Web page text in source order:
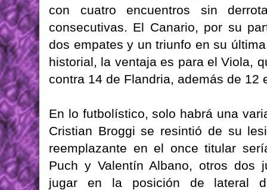
con cuatro encuentros sin
consecutivas. El Canario, por su
dos empates y un triunfo en su
historial, la ventaja es para el Viola,
contra 14 de Flandria, además de 12
En lo futbolístico, solo habrá una
Cristian Broggi se resintió de su
reemplazante en el once titular
Puch y Valentín Albano, otros dos
jugar en la posición de lateral